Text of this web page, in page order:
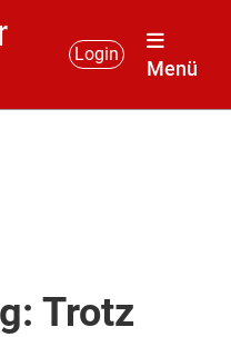
Login
Menü
Trotz